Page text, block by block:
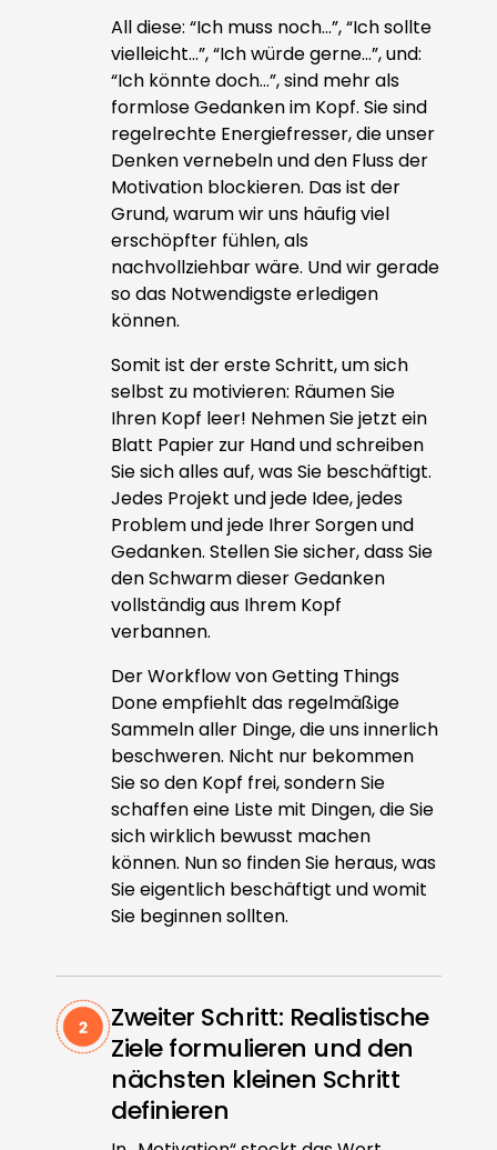
All diese: “Ich muss noch…”, “Ich sollte
vielleicht…”, “Ich würde gerne…”, und:
“Ich könnte doch…”, sind mehr als
formlose Gedanken im Kopf. Sie sind
regelrechte Energiefresser, die unser
Denken vernebeln und den Fluss der
Motivation blockieren. Das ist der
Grund, warum wir uns häufig viel
erschöpfter fühlen, als
nachvollziehbar wäre. Und wir gerade
so das Notwendigste erledigen
können.
Somit ist der erste Schritt, um sich
selbst zu motivieren: Räumen Sie
Ihren Kopf leer! Nehmen Sie jetzt ein
Blatt Papier zur Hand und schreiben
Sie sich alles auf, was Sie beschäftigt.
Jedes Projekt und jede Idee, jedes
Problem und jede Ihrer Sorgen und
Gedanken. Stellen Sie sicher, dass Sie
den Schwarm dieser Gedanken
vollständig aus Ihrem Kopf
verbannen.
Der Workflow von Getting Things
Done empfiehlt das regelmäßige
Sammeln aller Dinge, die uns innerlich
beschweren. Nicht nur bekommen
Sie so den Kopf frei, sondern Sie
schaffen eine Liste mit Dingen, die Sie
sich wirklich bewusst machen
können. Nun so finden Sie heraus, was
Sie eigentlich beschäftigt und womit
Sie beginnen sollten.
Zweiter Schritt: Realistische
Ziele formulieren und den
nächsten kleinen Schritt
definieren